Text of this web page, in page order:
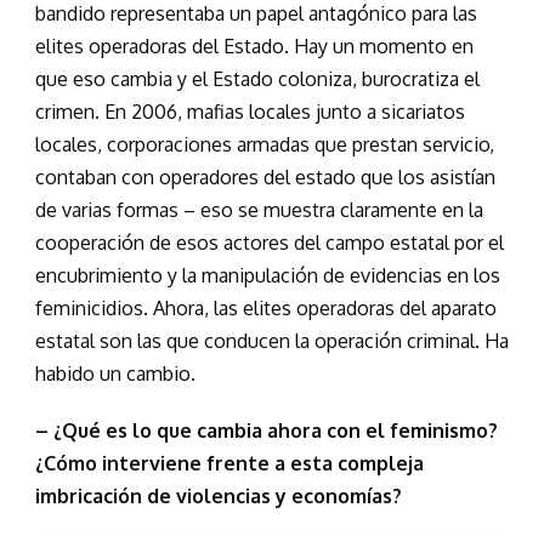
bandido representaba un papel antagónico para las
elites operadoras del Estado. Hay un momento en
que eso cambia y el Estado coloniza, burocratiza el
crimen. En 2006, mafias locales junto a sicariatos
locales, corporaciones armadas que prestan servicio,
contaban con operadores del estado que los asistían
de varias formas – eso se muestra claramente en la
cooperación de esos actores del campo estatal por el
encubrimiento y la manipulación de evidencias en los
feminicidios. Ahora, las elites operadoras del aparato
estatal son las que conducen la operación criminal. Ha
habido un cambio.
– ¿Qué es lo que cambia ahora con el feminismo?
¿Cómo interviene frente a esta compleja
imbricación de violencias y economías?